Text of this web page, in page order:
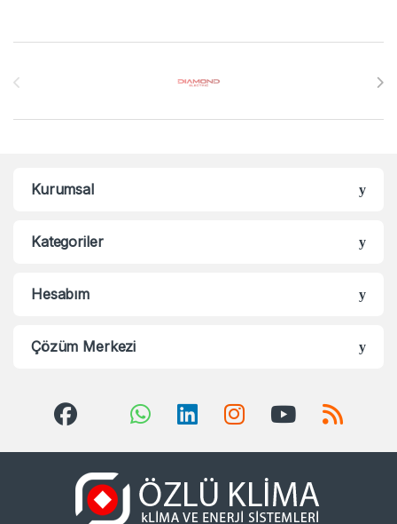
Kurumsal
Kategoriler
Hesabım
Çözüm Merkezi